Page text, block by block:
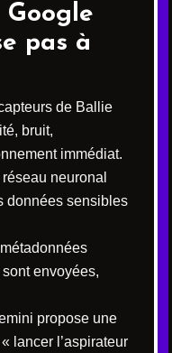
Google
pas à
de Ballie
bruit,
immédiat.
neuronal
données sensibles
envoyées,
propose une
lancer l’aspirateur